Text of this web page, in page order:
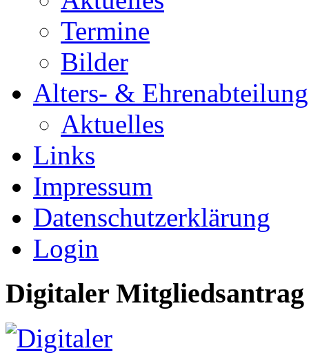
Termine
Bilder
Alters- & Ehrenabteilung
Aktuelles
Links
Impressum
Datenschutzerklärung
Login
Digitaler Mitgliedsantrag